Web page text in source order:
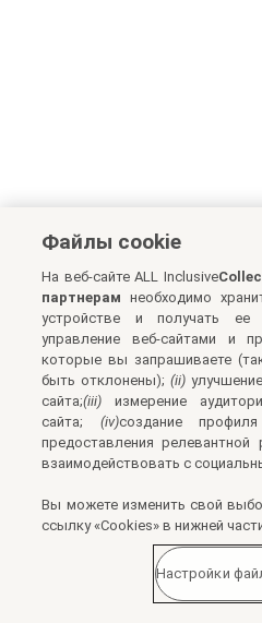
Файлы cookie
На веб-сайте ALL Inclusive
партнерам необходимо
устройстве и получать
управление веб-сайтами и
которые вы запрашиваете
быть отклонены);(ii)
сайта;(iii) измерение
сайта; (iv)создание
предоставления релевантной
взаимодействовать с
Вы можете изменить свой
ссылку «Cookies» в нижней
Настройки